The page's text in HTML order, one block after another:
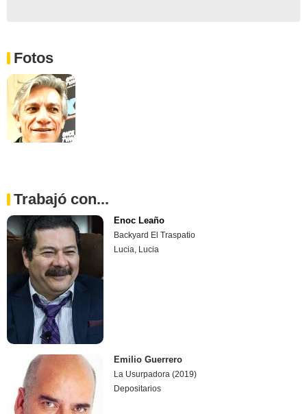
Fotos
Trabajó con...
Enoc Leaño
Backyard El Traspatio
Lucia, Lucia
Emilio Guerrero
La Usurpadora (2019)
Depositarios